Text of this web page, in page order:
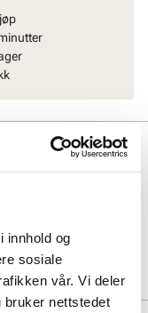
innhold og
sosiale
vår. Vi deler
bruker nettstedet